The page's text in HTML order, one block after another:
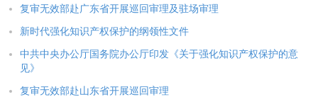
复审无效部赴广东省开展巡回审理及驻场审理
新时代强化知识产权保护的纲领性文件
中共中央办公厅国务院办公厅印发《关于强化知识产权保护的意
见》
复审无效部赴山东省开展巡回审理